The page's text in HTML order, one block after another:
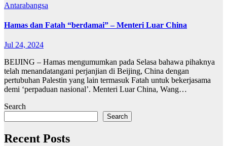
Antarabangsa
Hamas dan Fatah “berdamai” – Menteri Luar China
Jul 24, 2024
BEIJING – Hamas mengumumkan pada Selasa bahawa pihaknya
telah menandatangani perjanjian di Beijing, China dengan
pertubuhan Palestin yang lain termasuk Fatah untuk bekerjasama
demi ‘perpaduan nasional’. Menteri Luar China, Wang…
Search
Search
Recent Posts